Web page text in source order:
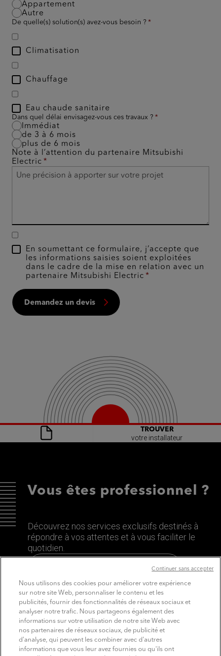
Appartement
Autre
De quelle(s) solution(s) avez-vous besoin ?
Climatisation
Chauffage
Eau chaude sanitaire
Dans quel délai envisagez-vous ces travaux ?
Immédiat
de 3 à 6 mois
plus de 6 mois
Note à l’attention du partenaire Mitsubishi
Electric
En soumettant ce formulaire, j’accepte que
les informations saisies soient exploitées
dans le cadre de la mise en relation avec un
partenaire Mitsubishi Electric
Demandez un devis
TROUVER
votre installateur
Vous êtes professionnel ?
Découvrez nos services exclusifs destinés à
répondre à vos attentes et à vous faciliter le
quotidien.
Découvrez le site dédié aux Pros
Nous utilisons des cookies pour améliorer votre expérience
sur notre site Web, personnaliser le contenu et les
publicités, fournir des fonctionnalités de réseaux sociaux et
analyser notre trafic. Nous partageons également des
informations sur votre utilisation de notre site Web avec
nos partenaires de réseaux sociaux, de publicité et
d'analyse, qui peuvent les combiner avec d'autres
informations que vous leur avez fournies ou qu'ils ont
Continuer sans accepter